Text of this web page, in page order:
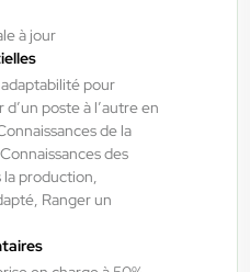
à jour
pour
poste à l’autre en
de la
des
production,
Ranger un
04/08/2026
F/X